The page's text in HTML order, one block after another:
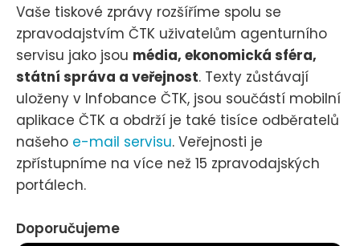
Vaše tiskové zprávy rozšíříme spolu se
zpravodajstvím ČTK uživatelům agenturního
servisu jako jsou média, ekonomická sféra,
státní správa a veřejnost. Texty zůstávají
uloženy v Infobance ČTK, jsou součástí mobilní
aplikace ČTK a obdrží je také tisíce odběratelů
našeho e-mail servisu. Veřejnosti je
zpřístupníme na více než 15 zpravodajských
portálech.
Doporučujeme